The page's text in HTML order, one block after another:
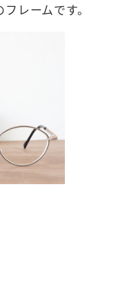
レームです。